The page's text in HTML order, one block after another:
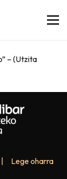
– (Utzita
Lege oharra